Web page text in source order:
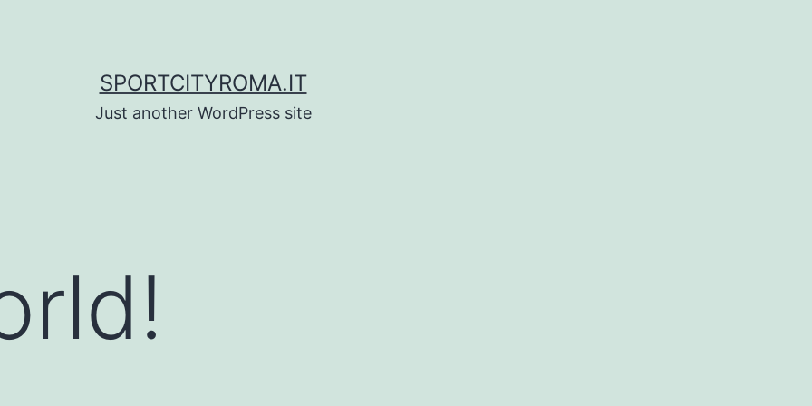
SPORTCITYROMA.IT
Just another WordPress site